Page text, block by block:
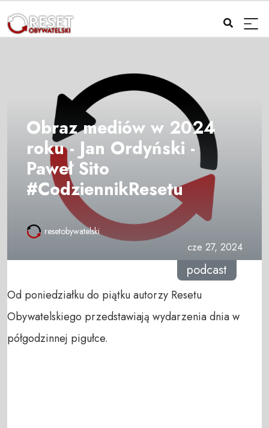
Obraz mediów w 2024
roku - Jan Ordyński -
Paweł Sito
#CodziennikResetu
resetobywatelski
cze 27, 2024
podcast
Od poniedziałku do piątku autorzy Resetu
Obywatelskiego przedstawiają wydarzenia dnia w
półgodzinnej pigułce.